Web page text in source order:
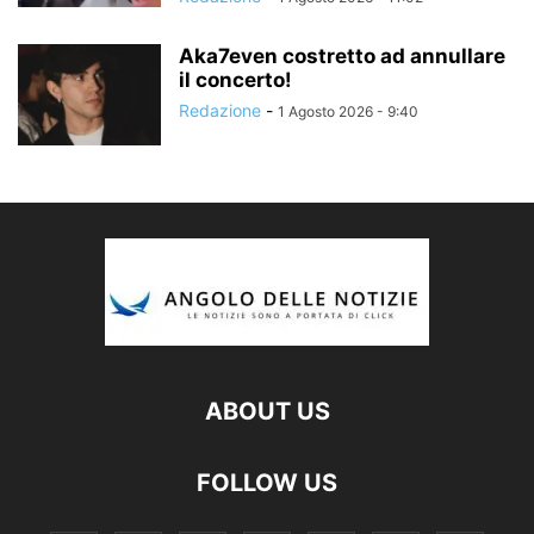
Aka7even costretto ad annullare
il concerto!
Redazione - 1 Agosto 2026 - 9:40
ABOUT US
FOLLOW US